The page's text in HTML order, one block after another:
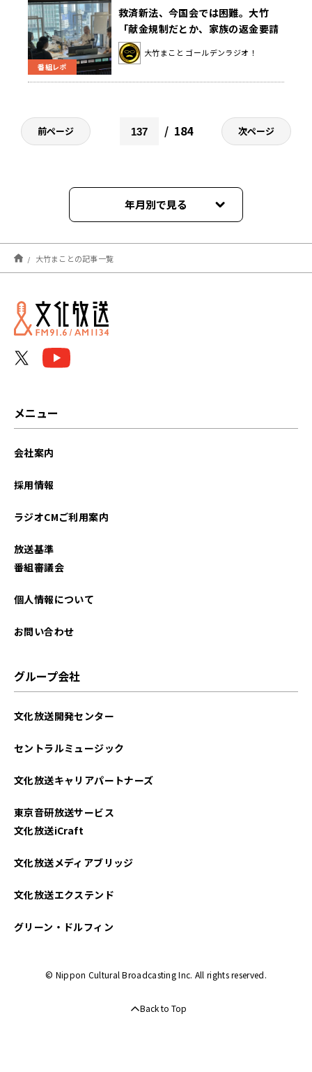
番組レポ
救済新法、今国会では困難。大竹
「献金規制だとか、家族の返金要請
とか遅れ遅れになっていく」
大竹まこと ゴールデンラジオ！
前ページ 184 次ページ
年月別で見る
2026年08月
2026年07月
2026年06月
2025年09月
2025年06月
2025年01月
2024年12月
2024年11月
大竹まことの記事一覧
メニュー
会社案内
採用情報
ラジオCMご利用案内
放送基準
番組審議会
個人情報について
お問い合わせ
グループ会社
文化放送開発センター
セントラルミュージック
文化放送キャリアパートナーズ
東京音研放送サービス
文化放送iCraft
文化放送メディアブリッジ
文化放送エクステンド
グリーン・ドルフィン
© Nippon Cultural Broadcasting Inc. All rights reserved.
Back to Top